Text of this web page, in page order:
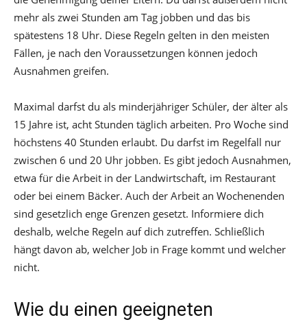
mehr als zwei Stunden am Tag jobben und das bis
spätestens 18 Uhr. Diese Regeln gelten in den meisten
Fällen, je nach den Voraussetzungen können jedoch
Ausnahmen greifen.
Maximal darfst du als minderjähriger Schüler, der älter als
15 Jahre ist, acht Stunden täglich arbeiten. Pro Woche sind
höchstens 40 Stunden erlaubt. Du darfst im Regelfall nur
zwischen 6 und 20 Uhr jobben. Es gibt jedoch Ausnahmen,
etwa für die Arbeit in der Landwirtschaft, im Restaurant
oder bei einem Bäcker. Auch der Arbeit an Wochenenden
sind gesetzlich enge Grenzen gesetzt. Informiere dich
deshalb, welche Regeln auf dich zutreffen. Schließlich
hängt davon ab, welcher Job in Frage kommt und welcher
nicht.
Wie du einen geeigneten